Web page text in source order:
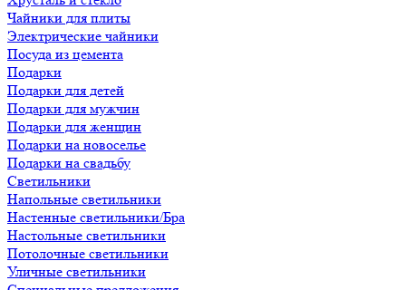
Чайники для плиты
Электрические чайники
Посуда из цемента
Подарки
Подарки для детей
Подарки для мужчин
Подарки для женщин
Подарки на новоселье
Подарки на свадьбу
Светильники
Напольные светильники
Настенные светильники/Бра
Настольные светильники
Потолочные светильники
Уличные светильники